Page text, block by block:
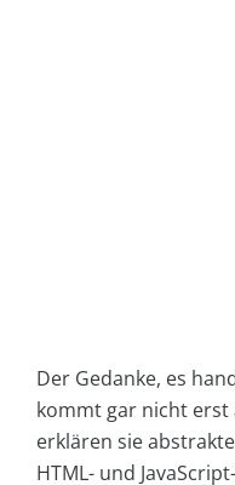
Der Gedanke, es
kommt gar nicht
erklären sie
HTML- und